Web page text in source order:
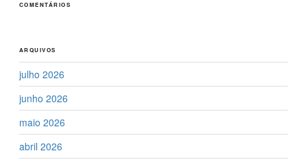
COMENTÁRIOS
ARQUIVOS
julho 2026
junho 2026
maio 2026
abril 2026